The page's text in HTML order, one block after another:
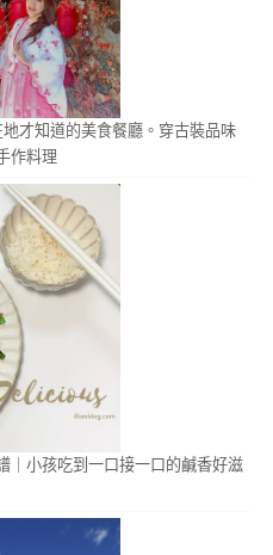
地才知道的美食餐廳。穿古裝品味
作料理
｜小孩吃到一口接一口的鹹香好滋